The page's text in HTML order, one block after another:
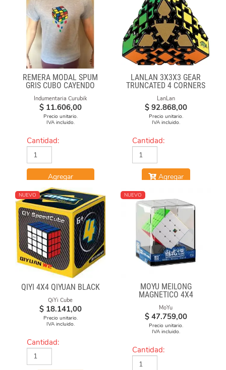
REMERA MODAL SPUM
GRIS CUBO CAYENDO
Indumentaria Curubik
$ 11.606,00
Precio unitario.
IVA incluido.
Cantidad:
Agregar
LANLAN 3X3X3 GEAR
TRUNCATED 4 CORNERS
LanLan
$ 92.868,00
Precio unitario.
IVA incluido.
Cantidad:
Agregar
NUEVO
QIYI 4X4 QIYUAN BLACK
QiYi Cube
$ 18.141,00
Precio unitario.
IVA incluido.
Cantidad:
NUEVO
MOYU MEILONG
MAGNETICO 4X4
MoYu
$ 47.759,00
Precio unitario.
IVA incluido.
Cantidad: